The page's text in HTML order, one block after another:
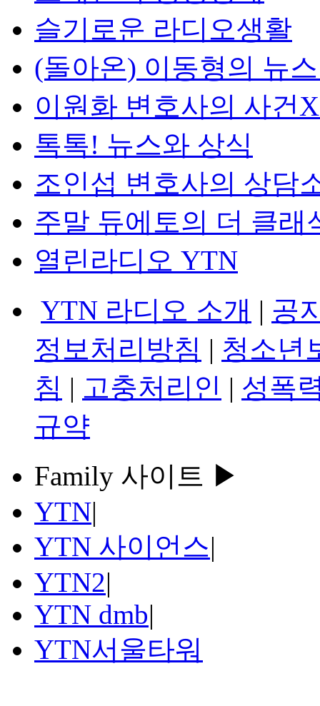
슬기로운 라디오생활
(돌아온) 이동형의 뉴
이원화 변호사의 사건
톡톡! 뉴스와 상식
조인섭 변호사의 상담
주말 듀에토의 더 클래
열린라디오 YTN
YTN 라디오 소개 | 공
정보처리방침 | 청소년
침 | 고충처리인 | 성폭
규약
Family 사이트 ▶
YTN|
YTN 사이언스|
YTN2|
YTN dmb|
YTN서울타워